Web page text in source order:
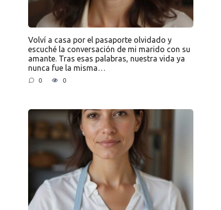
Volví a casa por el pasaporte olvidado y
escuché la conversación de mi marido con su
amante. Tras esas palabras, nuestra vida ya
nunca fue la misma…
0 0